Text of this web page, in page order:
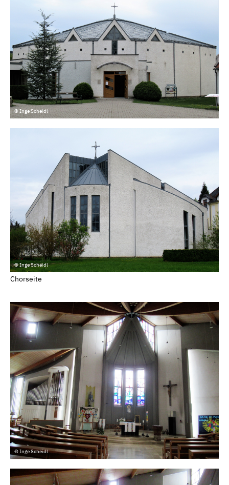
© Inge Scheidl
© Inge Scheidl
Chorseite
© Inge Scheidl